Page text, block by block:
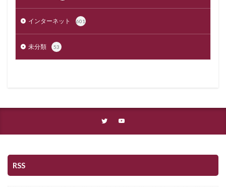
インターネット 601
未分類 53
RSS